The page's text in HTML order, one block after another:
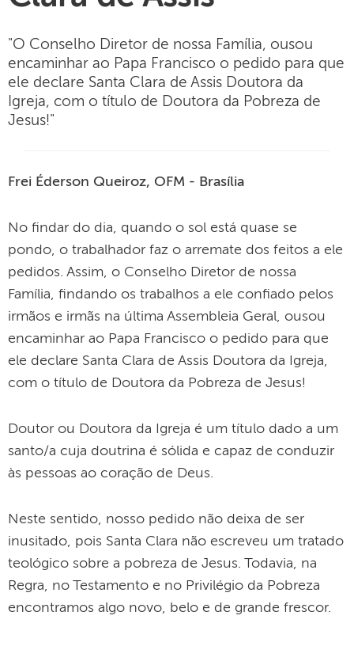
"O Conselho Diretor de nossa Família, ousou
encaminhar ao Papa Francisco o pedido para que
ele declare Santa Clara de Assis Doutora da
Igreja, com o título de Doutora da Pobreza de
Jesus!"
Frei Éderson Queiroz, OFM - Brasília
No findar do dia, quando o sol está quase se
pondo, o trabalhador faz o arremate dos feitos a ele
pedidos. Assim, o Conselho Diretor de nossa
Família, findando os trabalhos a ele confiado pelos
irmãos e irmãs na última Assembleia Geral, ousou
encaminhar ao Papa Francisco o pedido para que
ele declare Santa Clara de Assis Doutora da Igreja,
com o título de Doutora da Pobreza de Jesus!
Doutor ou Doutora da Igreja é um título dado a um
santo/a cuja doutrina é sólida e capaz de conduzir
às pessoas ao coração de Deus.
Neste sentido, nosso pedido não deixa de ser
inusitado, pois Santa Clara não escreveu um tratado
teológico sobre a pobreza de Jesus. Todavia, na
Regra, no Testamento e no Privilégio da Pobreza
encontramos algo novo, belo e de grande frescor.